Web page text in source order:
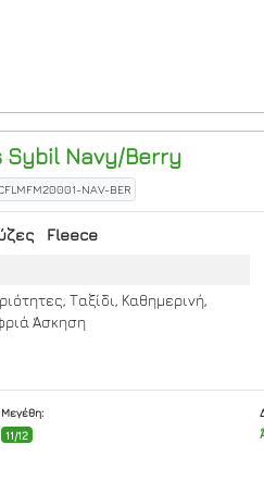
SybilNavy/Berry
NAV-BER
Fleece
Ταξίδι, Καθημερινή,
Άσκηση
Μεγέθη:
11/12